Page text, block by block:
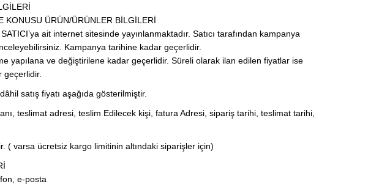
KONUSU ÜRÜN/ÜRÜNLER BİLGİLERİ
ait internet sitesinde yayınlanmaktadır. Satıcı tarafından kampanya
Kampanya tarihine kadar geçerlidir.
yapılana ve değiştirilene kadar geçerlidir. Süreli olarak ilan edilen fiyatlar ise
geçerlidir.
satış fiyatı aşağıda gösterilmiştir.
teslimat adresi, teslim Edilecek kişi, fatura Adresi, sipariş tarihi, teslimat tarihi,
( varsa ücretsiz kargo limitinin altındaki siparişler için)
e-posta